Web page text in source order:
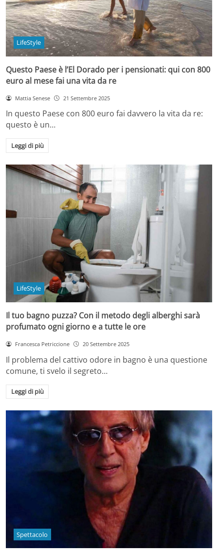
LifeStyle
Questo Paese è l’El Dorado per i pensionati: qui con 800
euro al mese fai una vita da re
Mattia Senese 21 Settembre 2025
In questo Paese con 800 euro fai davvero la vita da re:
questo è un…
Leggi di più
LifeStyle
Il tuo bagno puzza? Con il metodo degli alberghi sarà
profumato ogni giorno e a tutte le ore
Francesca Petriccione 20 Settembre 2025
Il problema del cattivo odore in bagno è una questione
comune, ti svelo il segreto…
Leggi di più
Spettacolo